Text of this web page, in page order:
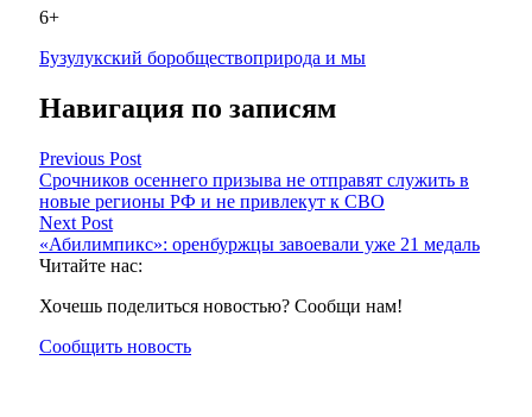
6+
Бузулукский боробществоприрода и мы
Навигация по записям
Previous Post
Срочников осеннего призыва не отправят служить в
новые регионы РФ и не привлекут к СВО
Next Post
«Абилимпикс»: оренбуржцы завоевали уже 21 медаль
Читайте нас:
Хочешь поделиться новостью? Сообщи нам!
Сообщить новость